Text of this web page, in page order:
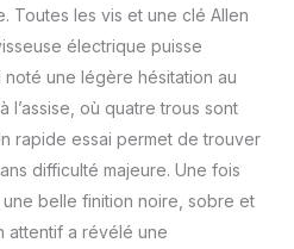
productivité maximale.
ASSEMBLAGE SANS
EFFORT, STYLE
INSTANTANÉ -
Assemblez votre fauteuil
de bureau Backerz en
quelques minutes
seulement grâce à la clé
Allen et aux instructions
complètes incluses.
Toutes les vis et une clé Allen
électrique puisse
une légère hésitation au
l’assise, où quatre trous sont
rapide essai permet de trouver
difficulté majeure. Une fois
belle finition noire, sobre et
attentif a révélé une